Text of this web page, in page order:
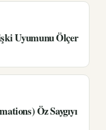
Uyumunu Ölçer
Öz Saygıyı